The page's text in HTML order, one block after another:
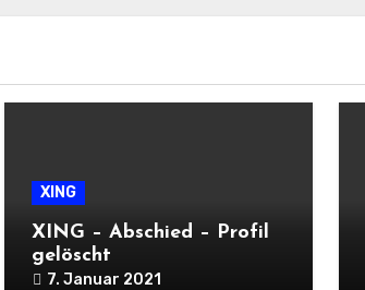
XING
XING – Abschied – Profil
gelöscht
7. Januar 2021